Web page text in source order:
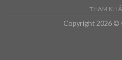
THAM
Copyright 2026 ©